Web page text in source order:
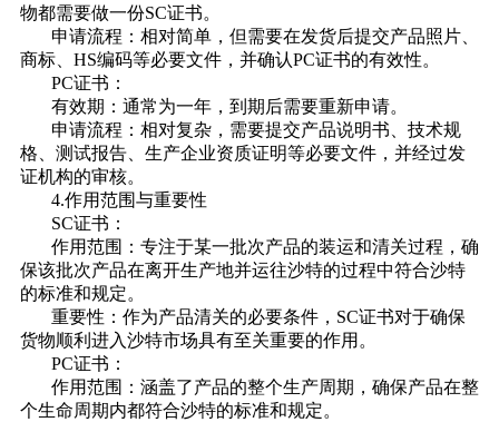
物都需要做一份SC证书。
申请流程：相对简单，但需要在发货后提交产品照片、
商标、HS编码等必要文件，并确认PC证书的有效性。
PC证书：
有效期：通常为一年，到期后需要重新申请。
申请流程：相对复杂，需要提交产品说明书、技术规
格、测试报告、生产企业资质证明等必要文件，并经过发
证机构的审核。
4.作用范围与重要性
SC证书：
作用范围：专注于某一批次产品的装运和清关过程，确
保该批次产品在离开生产地并运往沙特的过程中符合沙特
的标准和规定。
重要性：作为产品清关的必要条件，SC证书对于确保
货物顺利进入沙特市场具有至关重要的作用。
PC证书：
作用范围：涵盖了产品的整个生产周期，确保产品在整
个生命周期内都符合沙特的标准和规定。